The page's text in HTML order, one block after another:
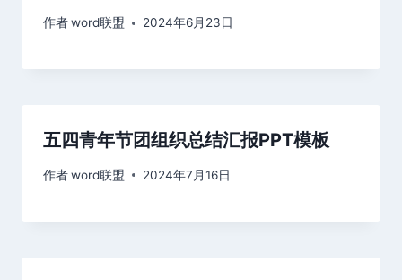
作者word联盟 2024年6月23日
五四青年节团组织总结汇报PPT模板
作者word联盟 2024年7月16日